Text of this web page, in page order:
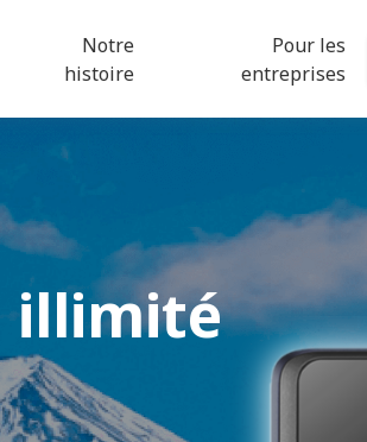
Notre
histoire
Pour les
entreprises
illimité